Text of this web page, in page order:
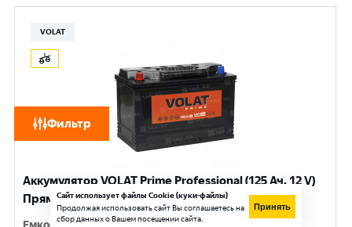
Фильтр
VOLAT
Аккумулятор VOLAT Prime Professional (125 Ач, 12 V)
Прямая, L+ D2 арт.VST1251
Сайт использует файлы Cookie (куки-файлы)
Продолжая использовать сайт Вы соглашаетесь на
сбор данных о Вашем посещении сайта.
Принять